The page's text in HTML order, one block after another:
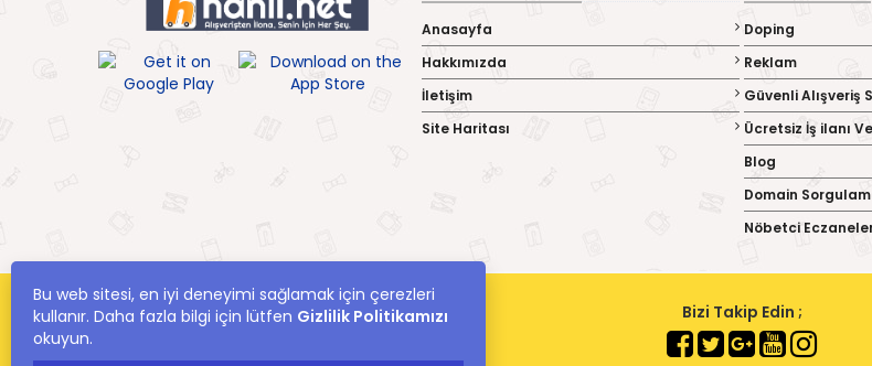
Anasayfa
Hakkımızda
İletişim
Site Haritası
Doping
Reklam
Güvenli Alışveriş
Ücretsiz İş ilanı
Blog
Domain
Nöbetci
Bizi Takip Edin ;
Bu web sitesi, en iyi deneyimi sağlamak için çerezleri
kullanır. Daha fazla bilgi için lütfen Gizlilik Politikamızı
okuyun.